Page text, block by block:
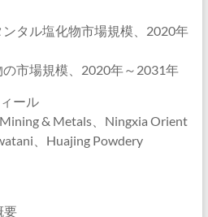
タル塩化物市場規模、2020年
市場規模、2020年～2031年
ール
& Metals、Ningxia Orient
、Huajing Powdery